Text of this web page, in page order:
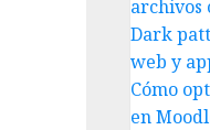
archivos
Dark
web y
Cómo
en